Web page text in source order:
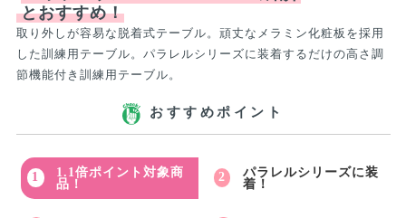
とおすすめ！
取り外しが容易な脱着式テーブル。頑丈なメラミン化粧板を採用
した訓練用テーブル。パラレルシリーズに装着するだけの高さ調
節機能付き訓練用テーブル。
おすすめポイント
1.1倍ポイント対象商
品！
パラレルシリーズに装
着！